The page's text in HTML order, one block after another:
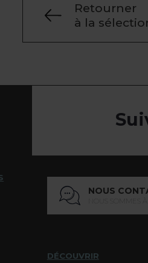
Retourner
à la
NOUS
DÉCOUVRIR